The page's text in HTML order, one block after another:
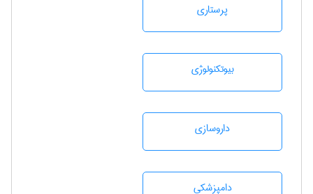
پرستاری
بيوتكنولوژی
داروسازی
دامپزشكی